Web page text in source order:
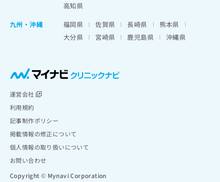
高知県
九州・沖縄
福岡県 佐賀県 長崎県
熊本県
大分県
宮崎県 鹿児島県 沖縄県
運営会社
利用規約
記事制作ポリシー
掲載情報の修正について
個人情報の取り扱いについて
お問い合わせ
Copyright © Mynavi Corporation